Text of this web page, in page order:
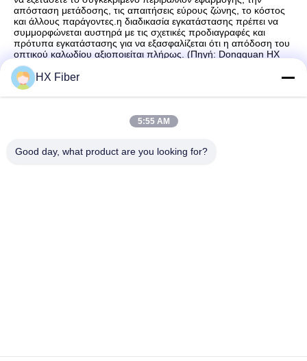
απόσταση μετάδοσης, τις απαιτήσεις εύρους ζώνης, το κόστος
και άλλους παράγοντες.η διαδικασία εγκατάστασης πρέπει να
συμμορφώνεται αυστηρά με τις σχετικές προδιαγραφές και
πρότυπα εγκατάστασης για να εξασφαλίζεται ότι η απόδοση του
οπτικού καλωδίου αξιοποιείται πλήρως. (Πηγή: Dongguan HX
Fiber Technology Co., Ltd)
HX Fiber
5:55 AM
Good day, what product are you looking for?